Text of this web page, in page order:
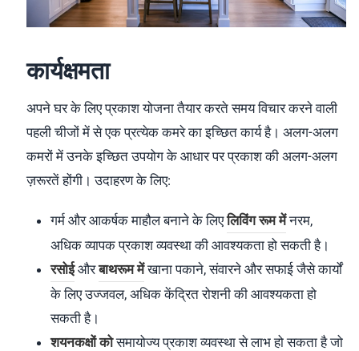
कार्यक्षमता
अपने घर के लिए प्रकाश योजना तैयार करते समय विचार करने वाली
पहली चीजों में से एक प्रत्येक कमरे का इच्छित कार्य है। अलग-अलग
कमरों में उनके इच्छित उपयोग के आधार पर प्रकाश की अलग-अलग
ज़रूरतें होंगी। उदाहरण के लिए:
गर्म और आकर्षक माहौल बनाने के लिएलिविंग रूम मेंनरम,
अधिक व्यापक प्रकाश व्यवस्था की आवश्यकता हो सकती है।
रसोईऔरबाथरूम मेंखाना पकाने, संवारने और सफाई जैसे कार्यों
के लिए उज्जवल, अधिक केंद्रित रोशनी की आवश्यकता हो
सकती है।
शयनकक्षों कोसमायोज्य प्रकाश व्यवस्था से लाभ हो सकता है जो